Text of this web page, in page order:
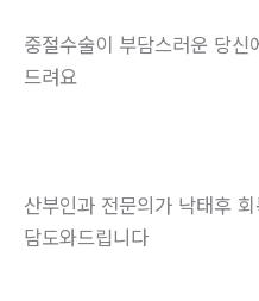
중절수술이 부담스러운 당
드려요
산부인과 전문의가 낙태후
담도와드립니다